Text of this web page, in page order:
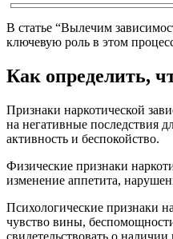
В статье “Вылечим
ключевую роль в этом
Как определить,
Признаки наркотической
на негативные последствия
активность и беспокойство.
Физические признаки
изменение аппетита,
Психологические признаки
чувство вины,
свидетельствовать о